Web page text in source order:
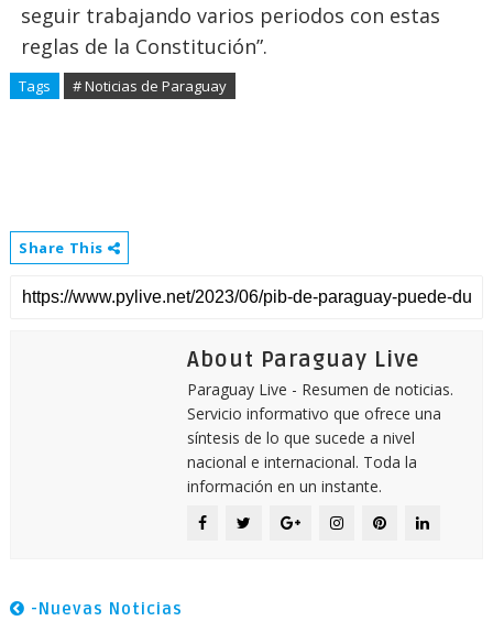
seguir trabajando varios periodos con estas
reglas de la Constitución”.
Tags # Noticias de Paraguay
Share This
About Paraguay Live
Paraguay Live - Resumen de noticias.
Servicio informativo que ofrece una
síntesis de lo que sucede a nivel
nacional e internacional. Toda la
información en un instante.
-Nuevas Noticias